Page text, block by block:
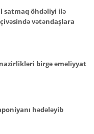
satmaq öhdəliyi ilə
vətəndaşlara
birgə əməliyyat
hədələyib